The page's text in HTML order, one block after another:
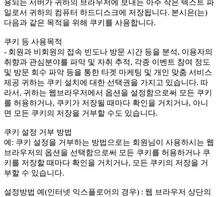
용되는 서버가 귀하의 브라우저에 보내는 아주 작은 텍스트 파
일로서 귀하의 컴퓨터 하드디스크에 저장됩니다. 본시은(는)
다음과 같은 목적을 위해 쿠키를 사용합니다.
쿠키 등 사용목적
- 회원과 비회원의 접속 빈도나 방문 시간 등을 분석, 이용자의
취향과 관심분야를 파악 및 자취 추적, 각종 이벤트 참여 정도
및 방문 회수 파악 등을 통한 타겟 마케팅 및 개인 맞춤 서비스
제공 귀하는 쿠키 설치에 대한 선택권을 가지고 있습니다. 따
라서, 귀하는 웹브라우저에서 옵션을 설정함으로써 모든 쿠키
를 허용하거나, 쿠키가 저장될 때마다 확인을 거치거나, 아니
면 모든 쿠키의 저장을 거부할 수도 있습니다.
쿠키 설정 거부 방법
예: 쿠키 설정을 거부하는 방법으로는 회원님이 사용하시는 웹
브라우저의 옵션을 선택함으로써 모든 쿠키를 허용하거나 쿠
키를 저장할 때마다 확인을 거치거나, 모든 쿠키의 저장을 거
부할 수 있습니다.
설정방법 예(인터넷 익스플로어의 경우) : 웹 브라우저 상단의